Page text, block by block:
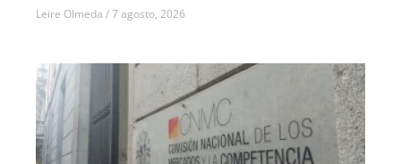
Leire Olmeda 7 agosto, 2026